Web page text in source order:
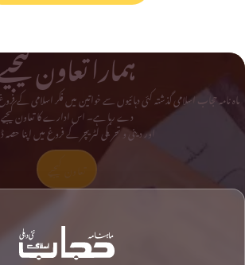
ہمارا تعاون
ماہ نامہ حجاب اسلامی گذشتہ کئی دہائیوں سے خواتین میں فکر اسلامی
دے رہا ہے۔ اس ادارے کا تعاون کیجیے
اور دینی و تحریکی لٹریچر کے فروغ میں اپنا